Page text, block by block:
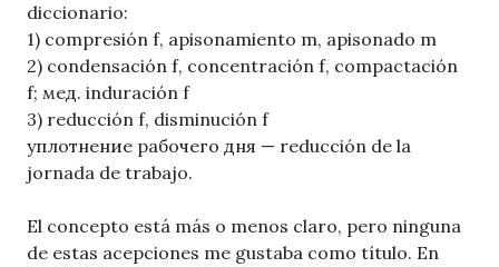
diccionario:
1) compresión f, apisonamiento m, apisonado m
2) condensación f, concentración f, compactación
f; мед. induración f
3) reducción f, disminución f
уплотнение рабочего дня — reducción de la
jornada de trabajo.
El concepto está más o menos claro, pero ninguna
de estas acepciones me gustaba como título. En